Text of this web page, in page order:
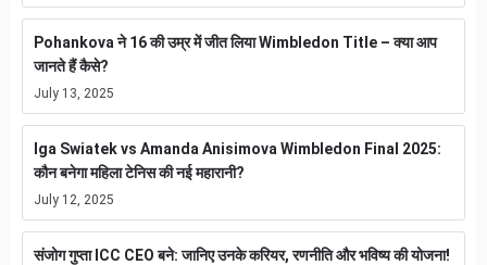
Pohankova ने 16 की उम्र में जीत लिया Wimbledon Title – क्या आप
जानते हैं कैसे?
July 13, 2025
Iga Swiatek vs Amanda Anisimova Wimbledon Final 2025:
कौन बनेगा महिला टेनिस की नई महारानी?
July 12, 2025
संजोग गुप्ता ICC CEO बने: जानिए उनके करियर, रणनीति और भविष्य की योजना!